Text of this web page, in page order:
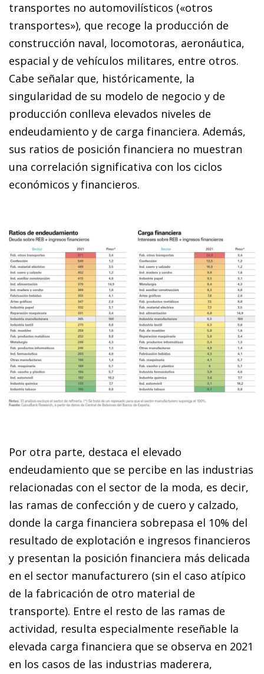
transportes no automovilísticos («otros
transportes»), que recoge la producción de
construcción naval, locomotoras, aeronáutica,
espacial y de vehículos militares, entre otros.
Cabe señalar que, históricamente, la
singularidad de su modelo de negocio y de
producción conlleva elevados niveles de
endeudamiento y de carga financiera. Además,
sus ratios de posición financiera no muestran
una correlación significativa con los ciclos
económicos y financieros.
Por otra parte, destaca el elevado
endeudamiento que se percibe en las industrias
relacionadas con el sector de la moda, es decir,
las ramas de confección y de cuero y calzado,
donde la carga financiera sobrepasa el 10% del
resultado de explotación e ingresos financieros
y presentan la posición financiera más delicada
en el sector manufacturero (sin el caso atípico
de la fabricación de otro material de
transporte). Entre el resto de las ramas de
actividad, resulta especialmente reseñable la
elevada carga financiera que se observa en 2021
en los casos de las industrias maderera,